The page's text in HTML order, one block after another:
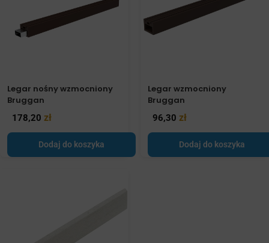
Legar nośny wzmocniony
Bruggan
178,20 zł
Dodaj do koszyka
Legar wzmocniony
Bruggan
96,30 zł
Dodaj do koszyka